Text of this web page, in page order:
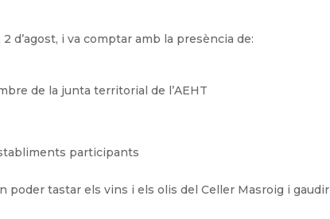
d’agost, i va comptar amb la presència de:
de la junta territorial de l’AEHT
participants
tastar els vins i els olis del Celler Masroig i gaudir